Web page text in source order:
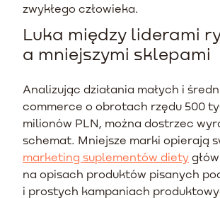
zwykłego człowieka.
Luka między liderami
a mniejszymi sklepami
Analizując działania małych i
commerce o obrotach rzędu 500
milionów PLN, można dostrzec
schemat. Mniejsze marki opierają
marketing suplementów diety
na opisach produktów pisanych
i prostych kampaniach